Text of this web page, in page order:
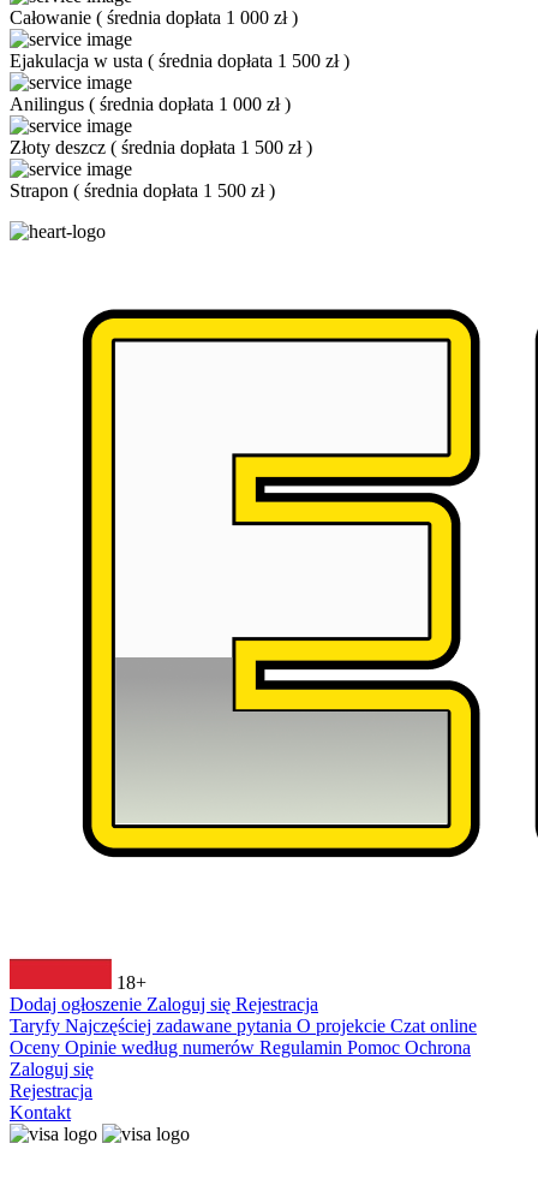
Całowanie ( średnia dopłata 1 000 zł)
Ejakulacja w usta ( średnia dopłata 1 500 zł)
Anilingus ( średnia dopłata 1 000 zł)
Złoty deszcz ( średnia dopłata 1 500 zł)
Strapon ( średnia dopłata 1 500 zł)
18+
Dodaj ogłoszenie Zaloguj się Rejestracja
Taryfy Najczęściej zadawane pytania O projekcie Czat online
Oceny Opinie według numerów Regulamin Pomoc Ochrona
Zaloguj się
Rejestracja
Kontakt